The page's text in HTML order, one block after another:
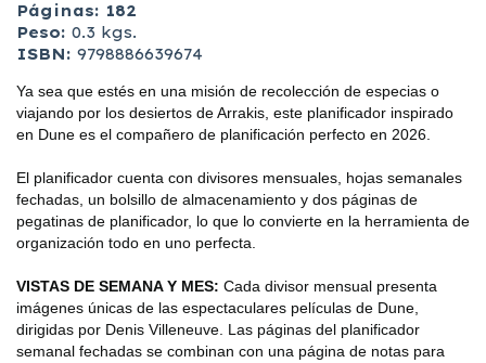
Páginas: 182
Peso: 0.3 kgs.
ISBN: 9798886639674
Ya sea que estés en una misión de recolección de especias o
viajando por los desiertos de Arrakis, este planificador inspirado
en Dune es el compañero de planificación perfecto en 2026.
El planificador cuenta con divisores mensuales, hojas semanales
fechadas, un bolsillo de almacenamiento y dos páginas de
pegatinas de planificador, lo que lo convierte en la herramienta de
organización todo en uno perfecta.
VISTAS DE SEMANA Y MES: Cada divisor mensual presenta
imágenes únicas de las espectaculares películas de Dune,
dirigidas por Denis Villeneuve. Las páginas del planificador
semanal fechadas se combinan con una página de notas para